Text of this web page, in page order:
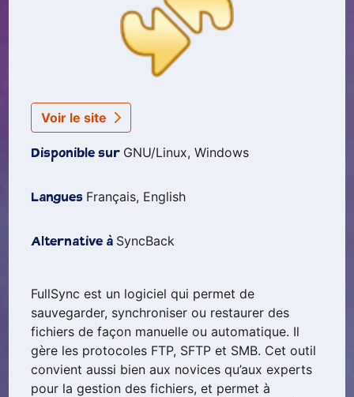
Voir le site
Disponible sur GNU/Linux, Windows
Langues Français, English
Alternative à SyncBack
FullSync est un logiciel qui permet de
sauvegarder, synchroniser ou restaurer des
fichiers de façon manuelle ou automatique. Il
gère les protocoles FTP, SFTP et SMB. Cet outil
convient aussi bien aux novices qu’aux experts
pour la gestion des fichiers, et permet à